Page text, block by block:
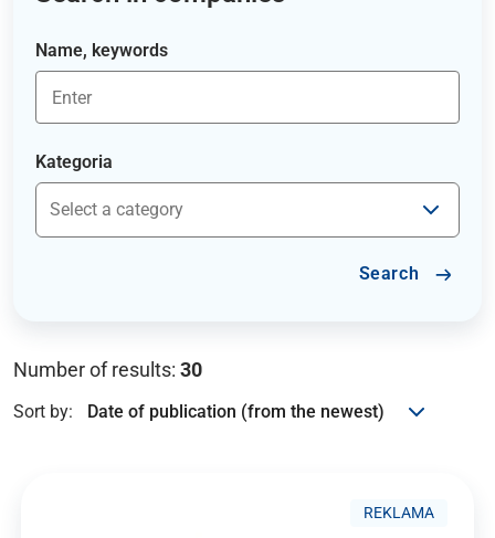
Name, keywords
Kategoria
Search
Number of results: 30
Sort by:
REKLAMA